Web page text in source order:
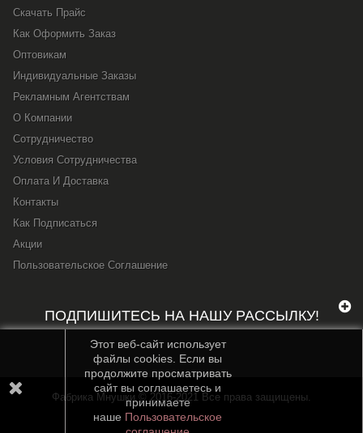
Скачать Прайс
Как Оформить Заказ
Оптовикам
Индивидуальные Заказы
Рекламным Агентствам
О Компании
Сотрудничество
Условия Сотрудничества
Оплата И Доставка
Контакты
Как Подписаться
Акции
Пользовательское Соглашение
ПОДПИШИТЕСЬ НА НАШУ РАССЫЛКУ!
Фабрика Мнушки © 2016-2021 Все права защищены.
Этот веб-сайт использует
файлы cookies. Если вы
продолжите просматривать
сайт вы соглашаетесь и
принимаете
наше Пользовательское